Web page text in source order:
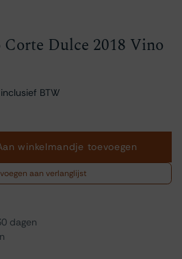
Dulce 2018 Vino
BTW
winkelmandje toevoegen
aan verlanglijst
dagen